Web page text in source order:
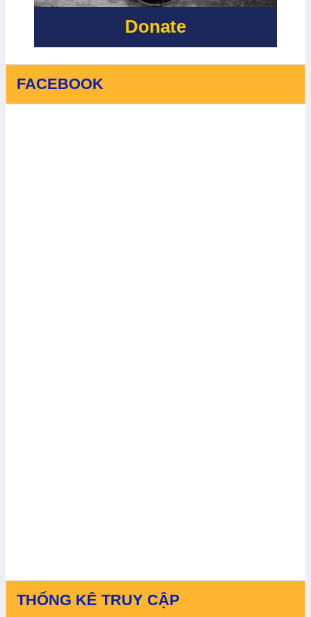
Donate
FACEBOOK
THỐNG KÊ TRUY CẬP